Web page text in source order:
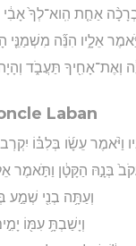
אַחַ֤ת הִֽוא־לְךָ֙ אָבִ֔י
וַיֹּ֣אמֶר אֵלָ֑יו הִנֵּ֞ה
וְאֶת־אָחִ֖יךָ תַּעֲבֹ֑ד
Laban
עֵשָׂ֜ו בְּלִבּ֗וֹ
בְּנָ֣הּ הַקָּטָ֔ן וַתֹּ֣אמֶר
וְעַתָּ֥ה בְנִ֖י שְׁמַ֣ע
וְיָשַׁבְתָּ֥ עִמּ֖וֹ